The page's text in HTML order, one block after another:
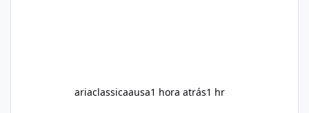
ariaclassicaausa1 hora atrás1 hr